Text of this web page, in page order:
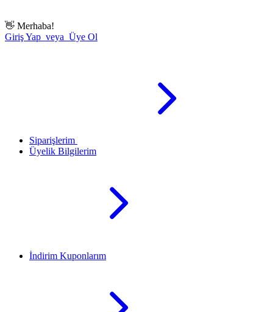
👋 Merhaba!
Giriş Yap veya Üye Ol
Siparişlerim
Üyelik Bilgilerim
İndirim Kuponlarım